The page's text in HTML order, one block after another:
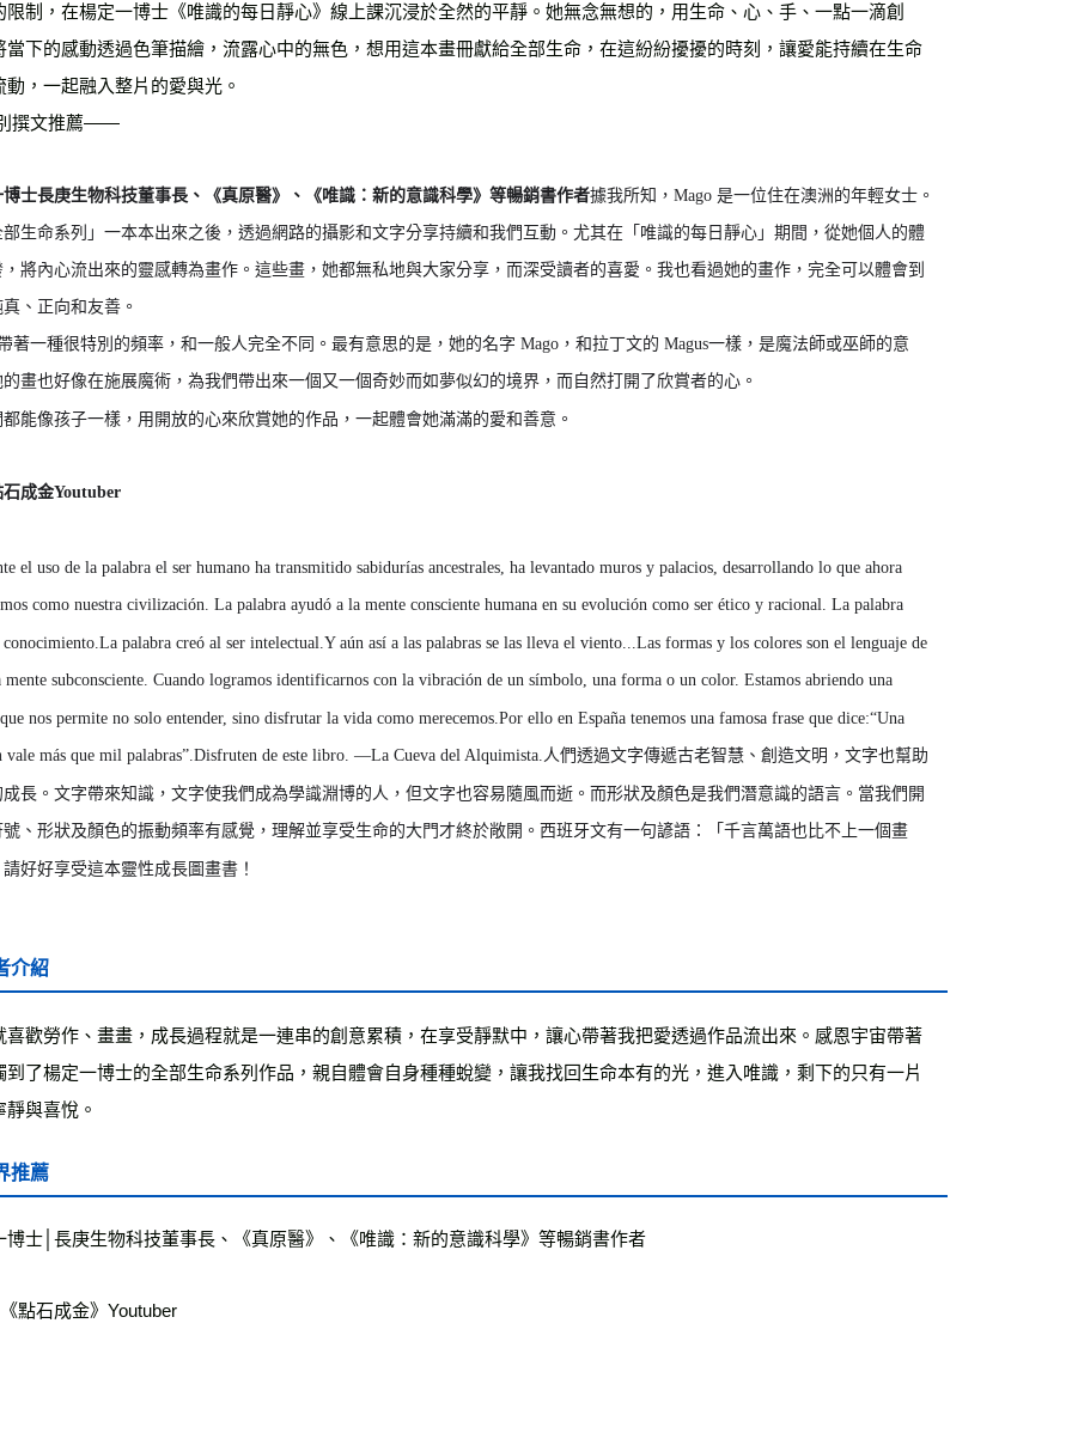
限制，在楊定一博士《唯識的每日靜心》線上課沉浸於全然的平靜。她無念無想的，用生命、心、手、一點一滴創
當下的感動透過色筆描繪，流露心中的無色，想用這本畫冊獻給全部生命，在這紛紛擾擾的時刻，讓愛能持續在生命
動，一起融入整片的愛與光。
撰文推薦——
博士長庚生物科技董事長、《真原醫》、《唯識：新的意識科學》等暢銷書作者據我所知，Mago 是一位住在澳洲的年輕女士。
部生命系列」一本本出來之後，透過網路的攝影和文字分享持續和我們互動。尤其在「唯識的每日靜心」期間，從她個人的體
將內心流出來的靈感轉為畫作。這些畫，她都無私地與大家分享，而深受讀者的喜愛。我也看過她的畫作，完全可以體會到
、正向和友善。
著一種很特別的頻率，和一般人完全不同。最有意思的是，她的名字 Mago，和拉丁文的 Magus一樣，是魔法師或巫師的意
的畫也好像在施展魔術，為我們帶出來一個又一個奇妙而如夢似幻的境界，而自然打開了欣賞者的心。
都能像孩子一樣，用開放的心來欣賞她的作品，一起體會她滿滿的愛和善意。
石成金Youtuber
el uso de la palabra el ser humano ha transmitido sabidurías ancestrales, ha levantado muros y palacios, desarrollando lo que ahora
como nuestra civilización. La palabra ayudó a la mente consciente humana en su evolución como ser ético y racional. La palabra
palabra creó al ser intelectual.Y aún así a las palabras se las lleva el viento...Las formas y los colores son el lenguaje de
mente subconsciente. Cuando logramos identificarnos con la vibración de un símbolo, una forma o un color. Estamos abriendo una
nos permite no solo entender, sino disfrutar la vida como merecemos.Por ello en España tenemos una famosa frase que dice:“Una
vale más que mil palabras”.Disfruten de este libro. —La Cueva del Alquimista.人們透過文字傳遞古老智慧、創造文明，文字也幫助
成長。文字帶來知識，文字使我們成為學識淵博的人，但文字也容易隨風而逝。而形狀及顏色是我們潛意識的語言。當我們開
號、形狀及顏色的振動頻率有感覺，理解並享受生命的大門才終於敞開。西班牙文有一句諺語：「千言萬語也比不上一個畫
好好享受這本靈性成長圖畫書！
介紹
喜歡勞作、畫畫，成長過程就是一連串的創意累積，在享受靜默中，讓心帶著我把愛透過作品流出來。感恩宇宙帶著
到了楊定一博士的全部生命系列作品，親自體會自身種種蛻變，讓我找回生命本有的光，進入唯識，剩下的只有一片
靜與喜悅。
推薦
博士│長庚生物科技董事長、《真原醫》、《唯識：新的意識科學》等暢銷書作者
點石成金》Youtuber